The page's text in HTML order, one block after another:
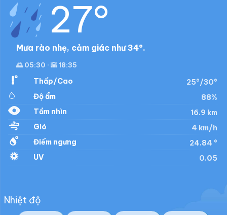
27°
Mưa rào nhẹ, cảm giác như 34°.
🌅 05:30 · 🌇 18:35
Thấp/Cao
25°/30°
Độ ẩm
88%
Tầm nhìn
16.9 km
Gió
4 km/h
Điểm ngưng
24.84 °
UV
0.05
Nhiệt độ